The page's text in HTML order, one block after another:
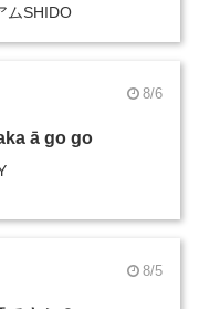
ムSHIDO
8/6
ā go go
8/5